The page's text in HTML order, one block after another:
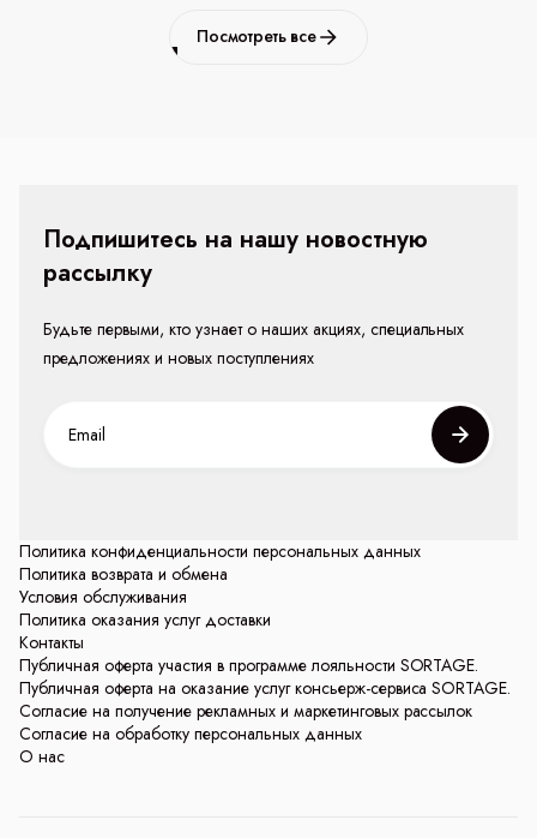
Посмотреть все
Политика конфиденциальности персональных данных
Политика возврата и обмена
Условия обслуживания
Политика оказания услуг доставки
Контакты
Публичная оферта участия в программе лояльности SORTAGE.
Публичная оферта на оказание услуг консьерж-сервиса SORTAGE.
Согласие на получение рекламных и маркетинговых рассылок
Согласие на обработку персональных данных
О нас
Подпишитесь на нашу новостную
рассылку
Будьте первыми, кто узнает о наших акциях, специальных
предложениях и новых поступлениях